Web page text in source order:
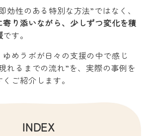
効性のある特別な方法”ではなく、
り添いながら、少しずつ変化を積
です。
ゆめラボが日々の支援の中で感じ
れるまでの流れ”を、実際の事例を
ご紹介します。
INDEX